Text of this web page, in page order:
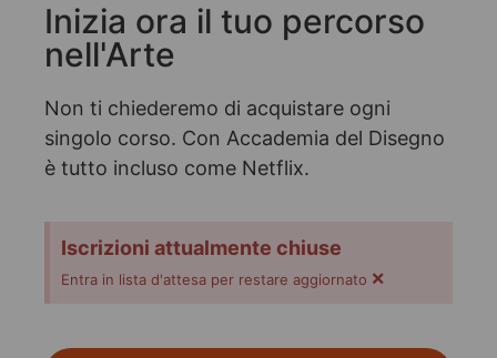
Inizia ora il tuo percorso
nell'Arte
Non ti chiederemo di acquistare ogni
singolo corso. Con Accademia del Disegno
è tutto incluso come Netflix.
Iscrizioni attualmente chiuse
Entra in lista d'attesa per restare aggiornato ×